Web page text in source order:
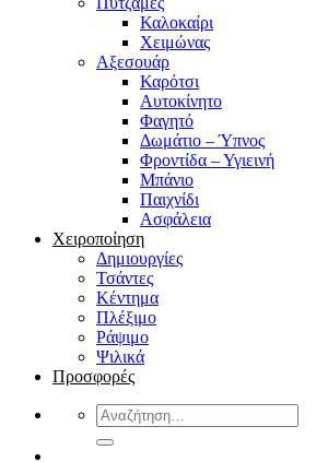
Καλοκαίρι
Χειμώνας
Αξεσουάρ
Καρότσι
Αυτοκίνητο
Φαγητό
Δωμάτιο – Ύπνος
Φροντίδα – Υγιεινή
Μπάνιο
Παιχνίδι
Ασφάλεια
Χειροποίηση
Δημιουργίες
Τσάντες
Κέντημα
Πλέξιμο
Ράψιμο
Ψιλικά
Προσφορές
Αναζήτηση
για: